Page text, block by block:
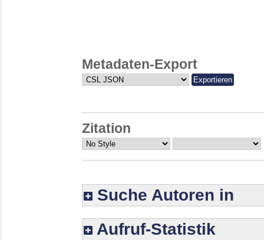
Metadaten-Export
Zitation
Suche Autoren in
Aufruf-Statistik